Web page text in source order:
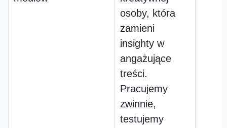
osoby, która
zamieni
insighty w
angażujące
treści.
Pracujemy
zwinnie,
testujemy